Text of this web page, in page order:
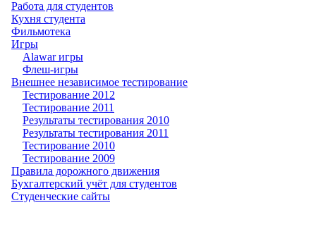
Работа для студентов
Кухня студента
Фильмотека
Игры
Alawar игры
Флеш-игры
Внешнее независимое тестирование
Тестирование 2012
Тестирование 2011
Результаты тестирования 2010
Результаты тестирования 2011
Тестирование 2010
Тестирование 2009
Правила дорожного движения
Бухгалтерский учёт для студентов
Студенческие сайты